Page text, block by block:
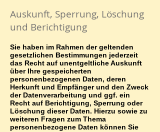
Auskunft, Sperrung, Löschung
und Berichtigung
Sie haben im Rahmen der geltenden
gesetzlichen Bestimmungen jederzeit
das Recht auf unentgeltliche Auskunft
über Ihre gespeicherten
personenbezogenen Daten, deren
Herkunft und Empfänger und den Zweck
der Datenverarbeitung und ggf. ein
Recht auf Berichtigung, Sperrung oder
Löschung dieser Daten. Hierzu sowie zu
weiteren Fragen zum Thema
personenbezogene Daten können Sie